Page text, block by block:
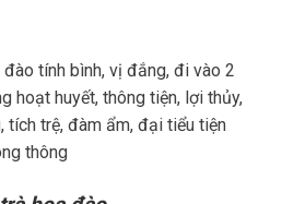
tính bình, vị đắng, đi vào 2
hoạt huyết, thông tiện, lợi thủy,
tích trệ, đàm ẩm, đại tiểu tiện
thông